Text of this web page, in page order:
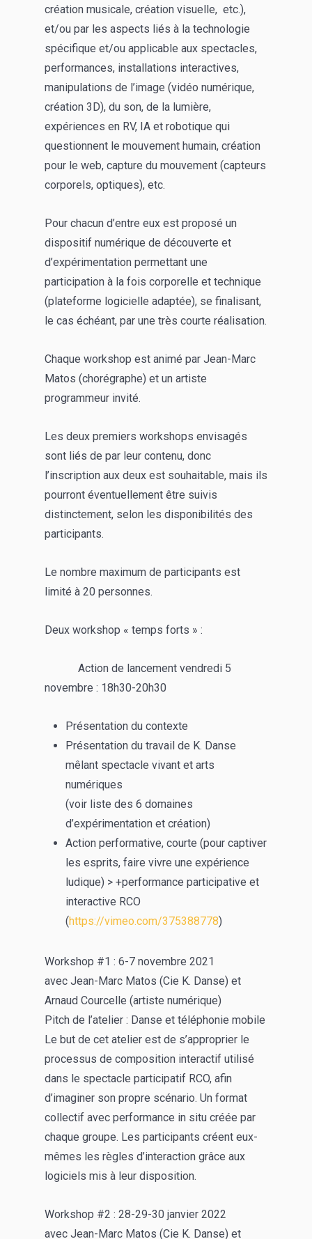
création musicale, création visuelle, etc.),
et/ou par les aspects liés à la technologie
spécifique et/ou applicable aux spectacles,
performances, installations interactives,
manipulations de l’image (vidéo numérique,
création 3D), du son, de la lumière,
expériences en RV, IA et robotique qui
questionnent le mouvement humain, création
pour le web, capture du mouvement (capteurs
corporels, optiques), etc.
Pour chacun d’entre eux est proposé un
dispositif numérique de découverte et
d’expérimentation permettant une
participation à la fois corporelle et technique
(plateforme logicielle adaptée), se finalisant,
le cas échéant, par une très courte réalisation.
Chaque workshop est animé par Jean-Marc
Matos (chorégraphe) et un artiste
programmeur invité.
Les deux premiers workshops envisagés
sont liés de par leur contenu, donc
l’inscription aux deux est souhaitable, mais ils
pourront éventuellement être suivis
distinctement, selon les disponibilités des
participants.
Le nombre maximum de participants est
limité à 20 personnes.
Deux workshop « temps forts » :
Action de lancement vendredi 5
novembre : 18h30-20h30
Présentation du contexte
Présentation du travail de K. Danse
mêlant spectacle vivant et arts
numériques
(voir liste des 6 domaines
d’expérimentation et création)
Action performative, courte (pour captiver
les esprits, faire vivre une expérience
ludique) > +performance participative et
interactive RCO
(https://vimeo.com/375388778)
Workshop #1 : 6-7 novembre 2021
avec Jean-Marc Matos (Cie K. Danse) et
Arnaud Courcelle (artiste numérique)
Pitch de l’atelier : Danse et téléphonie mobile
Le but de cet atelier est de s’approprier le
processus de composition interactif utilisé
dans le spectacle participatif RCO, afin
d’imaginer son propre scénario. Un format
collectif avec performance in situ créée par
chaque groupe. Les participants créent eux-
mêmes les règles d’interaction grâce aux
logiciels mis à leur disposition.
Workshop #2 : 28-29-30 janvier 2022
avec Jean-Marc Matos (Cie K. Danse) et